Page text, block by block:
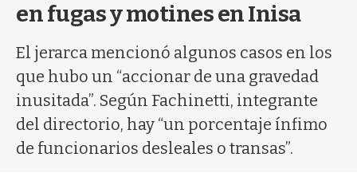
en fugas y motines en Inisa
El jerarca mencionó algunos casos en los
que hubo un “accionar de una gravedad
inusitada”. Según Fachinetti, integrante
del directorio, hay “un porcentaje ínfimo
de funcionarios desleales o transas”.